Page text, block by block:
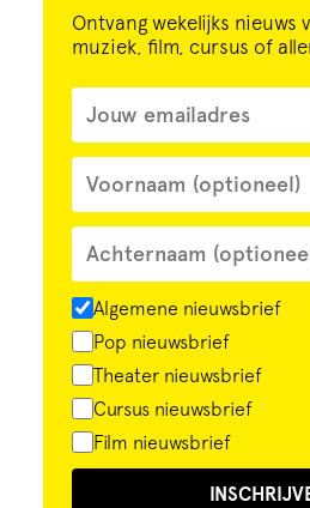
Ontvang wekelijks nieuws
muziek, film, cursus of
Algemene nieuwsbrief
Pop nieuwsbrief
Theater nieuwsbrief
Cursus nieuwsbrief
Film nieuwsbrief